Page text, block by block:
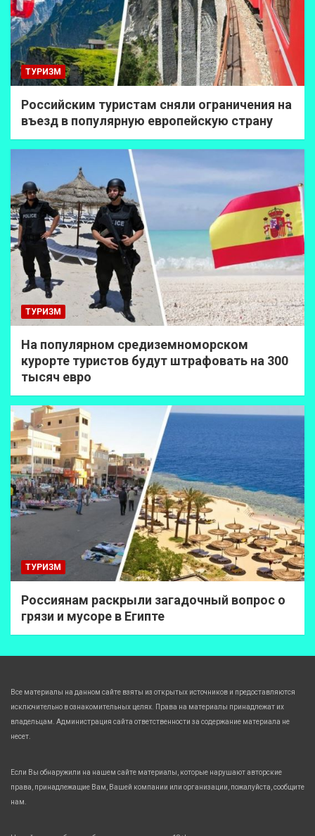
ТУРИЗМ
Российским туристам сняли ограничения на
въезд в популярную европейскую страну
ТУРИЗМ
На популярном средиземноморском
курорте туристов будут штрафовать на 300
тысяч евро
ТУРИЗМ
Россиянам раскрыли загадочный вопрос о
грязи и мусоре в Египте
Все материалы на данном сайте взяты из открытых источников и предоставляются
исключительно в ознакомительных целях. Права на материалы принадлежат их
владельцам. Администрация сайта ответственности за содержание материала не
несет.
Если Вы обнаружили на нашем сайте материалы, которые нарушают авторские
права, принадлежащие Вам, Вашей компании или организации, пожалуйста, сообщите
нам.